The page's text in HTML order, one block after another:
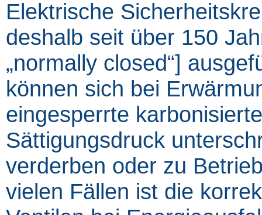
Elektrische
deshalb seit über 150
„normally closed“]
können sich bei
eingesperrte
Sättigungsdruck
verderben oder zu
vielen Fällen ist die